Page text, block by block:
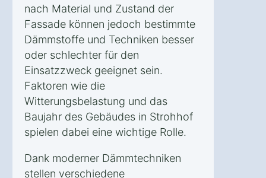
nach Material und Zustand der
Fassade können jedoch bestimmte
Dämmstoffe und Techniken besser
oder schlechter für den
Einsatzzweck geeignet sein.
Faktoren wie die
Witterungsbelastung und das
Baujahr des Gebäudes in Strohhof
spielen dabei eine wichtige Rolle.
Dank moderner Dämmtechniken
stellen verschiedene